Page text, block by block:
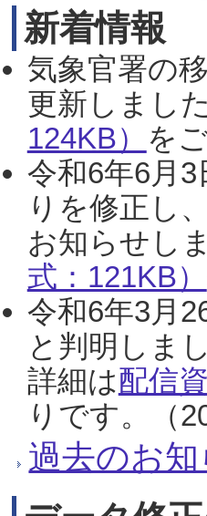
新着情報
気象官署の
更新しまし
124KB） を
令和6年6月
りを修正し
お知らせし
式：121KB）
令和6年3月
と判明しま
詳細は配信
りです。（
過去のお知